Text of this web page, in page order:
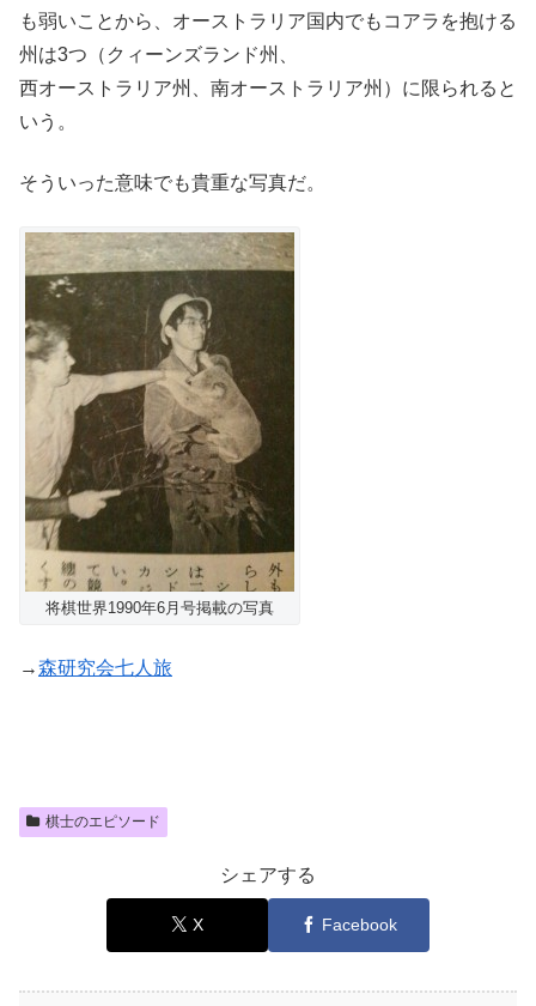
も弱いことから、オーストラリア国内でもコアラを抱ける
州は3つ（クィーンズランド州、
西オーストラリア州、南オーストラリア州）に限られると
いう。
そういった意味でも貴重な写真だ。
将棋世界1990年6月号掲載の写真
→森研究会七人旅
棋士のエピソード
シェアする
X Facebook